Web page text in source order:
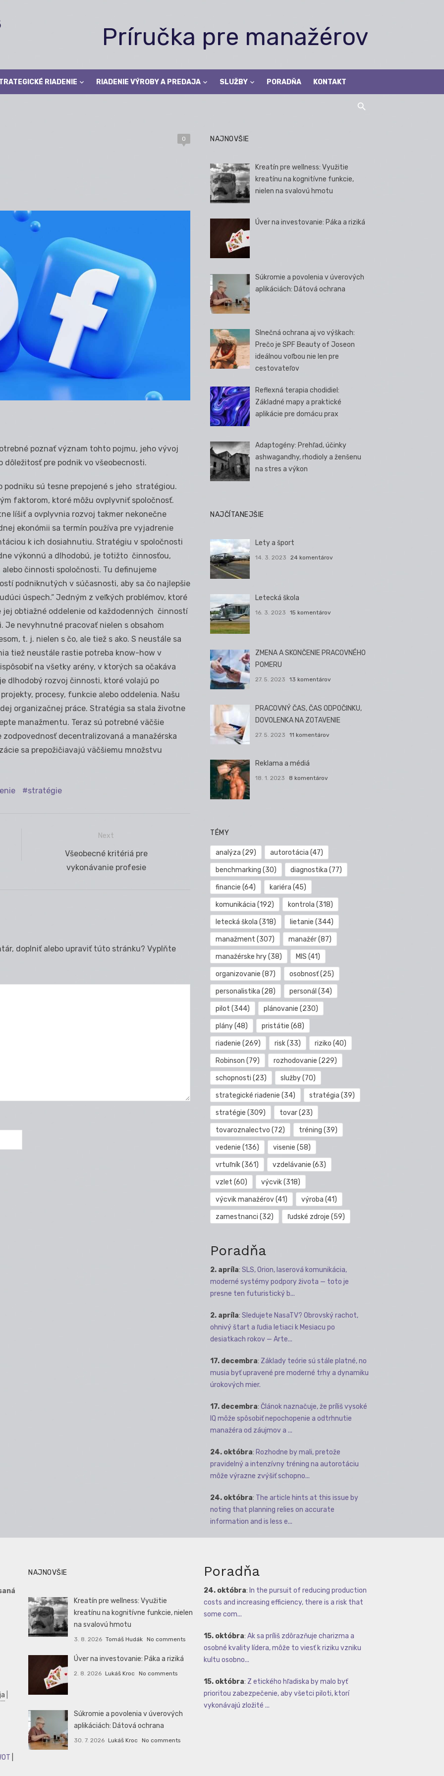
Príručka pre manažérov
RIADENIE RIADENIE VÝROBY A PREDAJA SLUŽBY PORADŇA KONTAKT
0
poznať význam tohto pojmu, jeho vývoj
dôležitosť pre podnik vo všeobecnosti.
podniku sú tesne prepojené s jeho stratégiou.
faktorom, ktoré môžu ovplyvniť spoločnosť.
líšiť a ovplyvnia rozvoj takmer nekonečne
ekonómii sa termín používa pre vyjadrenie
k ich dosiahnutiu. Stratégiu v spoločnosti
výkonnú a dlhodobú, je totižto činnosťou,
činnosti spoločnosti. Tu definujeme
podniknutých v súčasnosti, aby sa čo najlepšie
úspech.“ Jedným z veľkých problémov, ktoré
obtiažné oddelenie od každodenných činností
Je nevyhnutné pracovať nielen s obsahom
t. j. nielen s čo, ale tiež s ako. S neustále sa
tiež neustále rastie potreba know-how v
na všetky arény, v ktorých sa očakáva
dlhodobý rozvoj činnosti, ktoré volajú po
procesy, funkcie alebo oddelenia. Našu
organizačnej práce. Stratégia sa stala životne
manažmentu. Teraz sú potrebné väčšie
decentralizovaná a manažérska
sa prepožičiavajú väčšiemu množstvu
stratégie
Next
Všeobecné kritériá pre
vykonávanie profesie
doplniť alebo upraviť túto stránku? Vyplňte
NAJNOVŠIE
Kreatín pre wellness: Využitie
kreatínu na kognitívne funkcie,
nielen na svalovú hmotu
Úver na investovanie: Páka a riziká
Súkromie a povolenia v úverových
aplikáciách: Dátová ochrana
Slnečná ochrana aj vo výškach:
Prečo je SPF Beauty of Joseon
ideálnou voľbou nie len pre
cestovateľov
Reflexná terapia chodidiel:
Základné mapy a praktické
aplikácie pre domácu prax
Adaptogény: Prehľad, účinky
ashwagandhy, rhodioly a ženšenu
na stres a výkon
NAJČÍTANEJŠIE
Lety a šport
14. 3. 2023 24 komentárov
Letecká škola
16. 3. 2023 15 komentárov
ZMENA A SKONČENIE PRACOVNÉHO
POMERU
27. 5. 2023 13 komentárov
PRACOVNÝ ČAS, ČAS ODPOČINKU,
DOVOLENKA NA ZOTAVENIE
27. 5. 2023 11 komentárov
Reklama a médiá
18. 1. 2023 8 komentárov
TÉMY
analýza (29) autorotácia (47)
benchmarking (30) diagnostika (77)
financie (64) kariéra (45)
komunikácia (192) kontrola (318)
letecká škola (318) lietanie (344)
manažment (307) manažér(87)
manažérske hry(38) MIS (41)
organizovanie (87) osobnosť(25)
personalistika (28) personál (34)
pilot (344) plánovanie (230)
plány(48) pristátie (68)
riadenie (269) risk(33) riziko (40)
Robinson (79) rozhodovanie (229)
schopnosti (23) služby(70)
strategické riadenie (34) stratégia (39)
stratégie (309) tovar(23)
tovaroznalectvo (72) tréning (39)
vedenie (136) visenie (58)
vrtuľník(361) vzdelávanie (63)
vzlet (60) výcvik(318)
výcvik manažérov(41) výroba (41)
zamestnanci (32) ľudské zdroje (59)
Poradňa
2. apríla: SLS, Orion, laserová komunikácia,
moderné systémy podpory života — toto je
presne ten futuristický b...
2. apríla: Sledujete NasaTV? Obrovský rachot,
ohnivý štart a ľudia letiaci k Mesiacu po
desiatkach rokov — Arte...
17. decembra: Základy teórie sú stále platné, no
musia byť upravené pre moderné trhy a dynamiku
úrokových mier.
17. decembra: Článok naznačuje, že príliš vysoké
IQ môže spôsobiť nepochopenie a odtrhnutie
manažéra od záujmov a ...
24. októbra: Rozhodne by mali, pretože
pravidelný a intenzívny tréning na autorotáciu
môže výrazne zvýšiť schopno...
24. októbra: The article hints at this issue by
noting that planning relies on accurate
information and is less e...
NAJNOVŠIE
Kreatín pre wellness: Využitie
kreatínu na kognitívne funkcie, nielen
na svalovú hmotu
3. 8. 2026 Tomáš Hudák No comments
Úver na investovanie: Páka a riziká
2. 8. 2026 Lukáš Kroc No comments
Súkromie a povolenia v úverových
aplikáciách: Dátová ochrana
30. 7. 2026 Lukáš Kroc No comments
Poradňa
24. októbra: In the pursuit of reducing production
costs and increasing efficiency, there is a risk that
some com...
15. októbra: Ak sa príliš zdôrazňuje charizma a
osobné kvality lídera, môže to viesť k riziku vzniku
kultu osobno...
15. októbra: Z etického hľadiska by malo byť
prioritou zabezpečenie, aby všetci piloti, ktorí
vykonávajú zložité ...